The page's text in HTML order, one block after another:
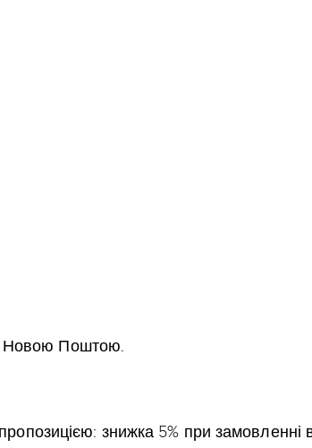
Новою Поштою.
знижка 5% при замовленні